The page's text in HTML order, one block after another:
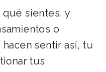
qué sientes, y
o
sentir así, tu
tus